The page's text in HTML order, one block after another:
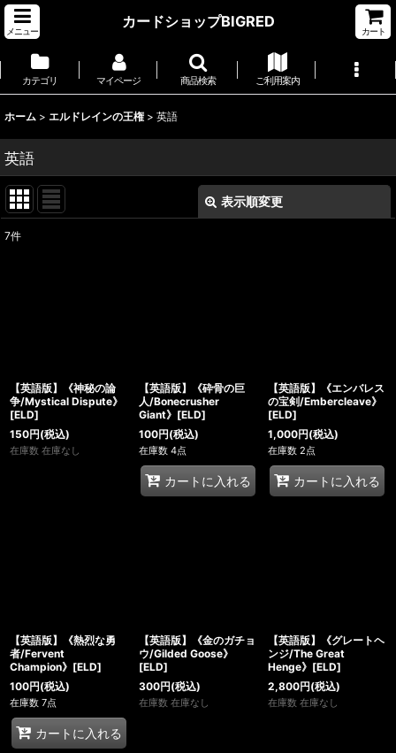
メニュー
カードショップBIGRED
カート
カテゴリ マイページ 商品検索 ご利用案内
ホーム > エルドレインの王権 > 英語
英語
表示順変更
7件
【英語版】《神秘の論
争/Mystical Dispute》
[ELD]
150円(税込)
在庫数 在庫なし
【英語版】《砕骨の巨
人/Bonecrusher
Giant》[ELD]
100円(税込)
在庫数 4点
カートに入れる
【英語版】《エンバレス
の宝剣/Embercleave》
[ELD]
1,000円(税込)
在庫数 2点
カートに入れる
【英語版】《熱烈な勇
者/Fervent
Champion》[ELD]
100円(税込)
在庫数 7点
カートに入れる
【英語版】《金のガチョ
ウ/Gilded Goose》
[ELD]
300円(税込)
在庫数 在庫なし
【英語版】《グレートヘ
ンジ/The Great
Henge》[ELD]
2,800円(税込)
在庫数 在庫なし